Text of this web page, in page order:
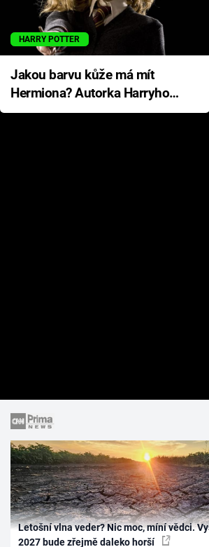
HARRY POTTER
Jakou barvu kůže má mít
Hermiona? Autorka Harryho
Pottera přišla s ráznou
Letošní vlna veder? Nic moc, míní vědci.
2027 bude zřejmě daleko horší